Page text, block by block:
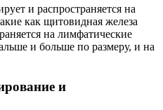
и распространяется на
как щитовидная железа
на лимфатические
и больше по размеру, и на
и